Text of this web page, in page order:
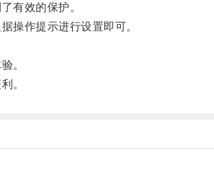
有效的保护。
操作提示进行设置即可。
。
。